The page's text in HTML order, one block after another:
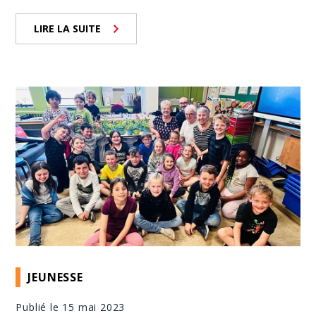
LIRE LA SUITE
JEUNESSE
Publié le 15 mai 2023